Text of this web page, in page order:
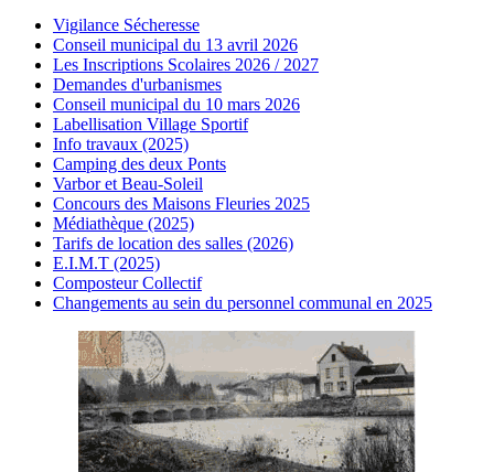
Vigilance Sécheresse
Conseil municipal du 13 avril 2026
Les Inscriptions Scolaires 2026 / 2027
Demandes d'urbanismes
Conseil municipal du 10 mars 2026
Labellisation Village Sportif
Info travaux (2025)
Camping des deux Ponts
Varbor et Beau-Soleil
Concours des Maisons Fleuries 2025
Médiathèque (2025)
Tarifs de location des salles (2026)
E.I.M.T (2025)
Composteur Collectif
Changements au sein du personnel communal en 2025